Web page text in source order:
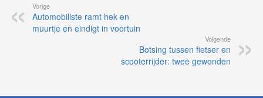
Vorige
Automobiliste ramt hek en
muurtje en eindigt in voortuin
Volgende
Botsing tussen fietser en
scooterrijder: twee gewonden